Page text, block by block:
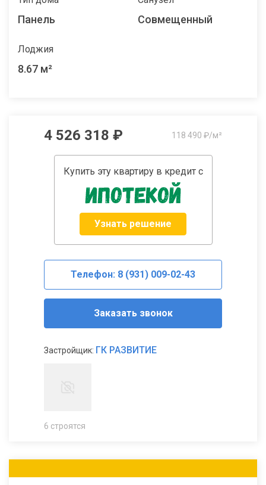
Панель Совмещенный
Лоджия
8.67 м²
4 526 318 ₽ 118 490 ₽/м²
Купить эту квартиру в кредит с
Узнать решение
Телефон: 8 (931) 009-02-43
Заказать звонок
Застройщик: ГК РАЗВИТИЕ
6 строятся